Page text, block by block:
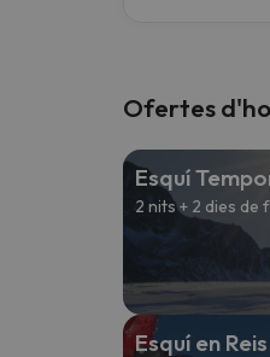
Ofertes
Esquí
2 nits + 2 dies
Esquí en Reis